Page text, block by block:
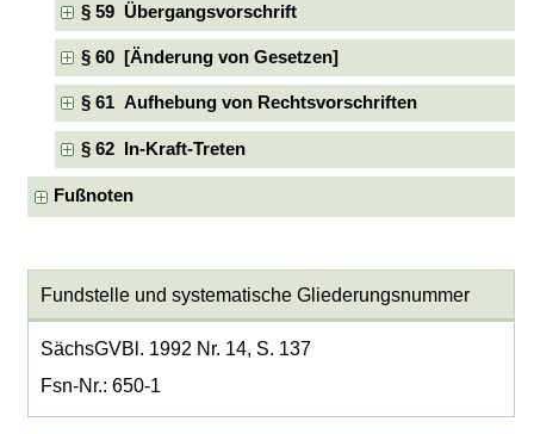
§ 59 Übergangsvorschrift
§ 60 [Änderung von Gesetzen]
§ 61 Aufhebung von Rechtsvorschriften
§ 62 In-Kraft-Treten
Fußnoten
Fundstelle und systematische Gliederungsnummer
SächsGVBl. 1992 Nr. 14, S. 137
Fsn-Nr.: 650-1